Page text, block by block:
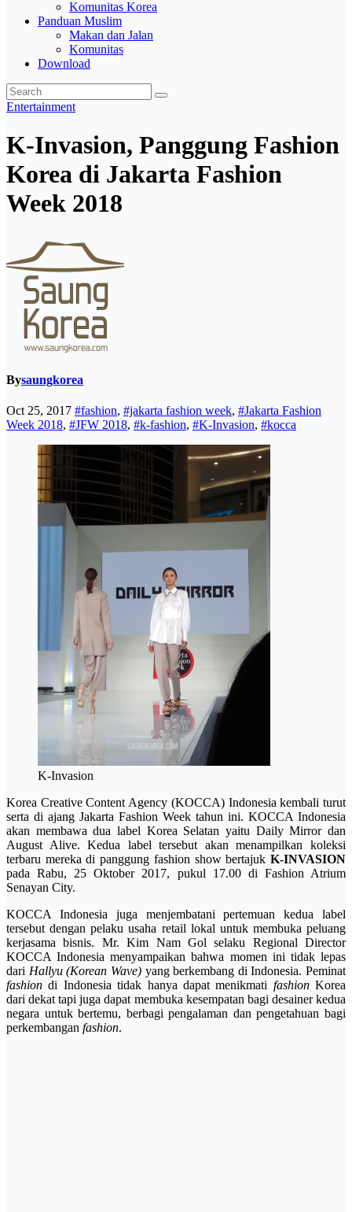
Komunitas Korea
Panduan Muslim
Makan dan Jalan
Komunitas
Download
Entertainment
K-Invasion, Panggung Fashion
Korea di Jakarta Fashion
Week 2018
Bysaungkorea
Oct 25, 2017 #fashion, #jakarta fashion week, #Jakarta Fashion
Week 2018, #JFW 2018, #k-fashion, #K-Invasion, #kocca
K-Invasion
Korea Creative Content Agency (KOCCA) Indonesia kembali turut
serta di ajang Jakarta Fashion Week tahun ini. KOCCA Indonesia
akan membawa dua label Korea Selatan yaitu Daily Mirror dan
August Alive. Kedua label tersebut akan menampilkan koleksi
terbaru mereka di panggung fashion show bertajuk K-INVASION
pada Rabu, 25 Oktober 2017, pukul 17.00 di Fashion Atrium
Senayan City.
KOCCA Indonesia juga menjembatani pertemuan kedua label
tersebut dengan pelaku usaha retail lokal untuk membuka peluang
kerjasama bisnis. Mr. Kim Nam Gol selaku Regional Director
KOCCA Indonesia menyampaikan bahwa momen ini tidak lepas
dari Hallyu (Korean Wave)yang berkembang di Indonesia. Peminat
fashiondi Indonesia tidak hanya dapat menikmati fashionKorea
dari dekat tapi juga dapat membuka kesempatan bagi desainer kedua
negara untuk bertemu, berbagi pengalaman dan pengetahuan bagi
perkembangan fashion.